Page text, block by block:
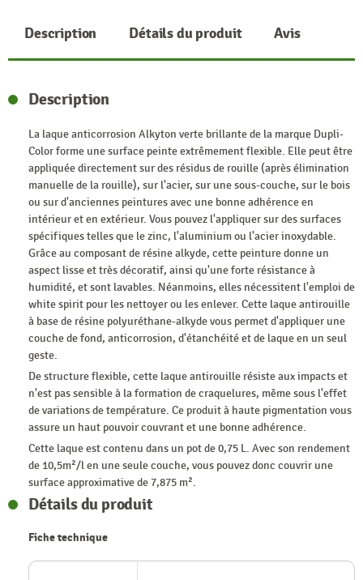
Description Détails du produit Avis
Description
La laque anticorrosion Alkyton verte brillante de la marque Dupli-
Color forme une surface peinte extrêmement flexible. Elle peut être
appliquée directement sur des résidus de rouille (après élimination
manuelle de la rouille), sur l'acier, sur une sous-couche, sur le bois
ou sur d'anciennes peintures avec une bonne adhérence en
intérieur et en extérieur. Vous pouvez l'appliquer sur des surfaces
spécifiques telles que le zinc, l'aluminium ou l'acier inoxydable.
Grâce au composant de résine alkyde, cette peinture donne un
aspect lisse et très décoratif, ainsi qu'une forte résistance à
humidité, et sont lavables. Néanmoins, elles nécessitent l'emploi de
white spirit pour les nettoyer ou les enlever. Cette laque antirouille
à base de résine polyuréthane-alkyde vous permet d'appliquer une
couche de fond, anticorrosion, d'étanchéité et de laque en un seul
geste.
De structure flexible, cette laque antirouille résiste aux impacts et
n'est pas sensible à la formation de craquelures, même sous l'effet
de variations de température. Ce produit à haute pigmentation vous
assure un haut pouvoir couvrant et une bonne adhérence.
Cette laque est contenu dans un pot de 0,75 L. Avec son rendement
de 10,5m²/l en une seule couche, vous pouvez donc couvrir une
surface approximative de 7,875 m².
Détails du produit
Fiche technique